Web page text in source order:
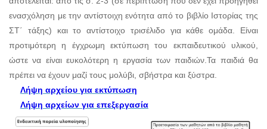
ενασχόληση με την αντίστοιχη ενότητα από το βιβλίο Ιστορίας της
ΣΤ΄ τάξης) και το αντίστοιχο τρισέλιδο για κάθε ομάδα. Είναι
προτιμότερη η έγχρωμη εκτύπωση του εκπαιδευτικού υλικού,
ώστε να είναι ευκολότερη η εργασία των παιδιών.Τα παιδιά θα
πρέπει να έχουν μαζί τους μολύβι, σβήστρα και ξύστρα.
Λήψη αρχείου για εκτύπωση
Λήψη αρχείων για επεξεργασία